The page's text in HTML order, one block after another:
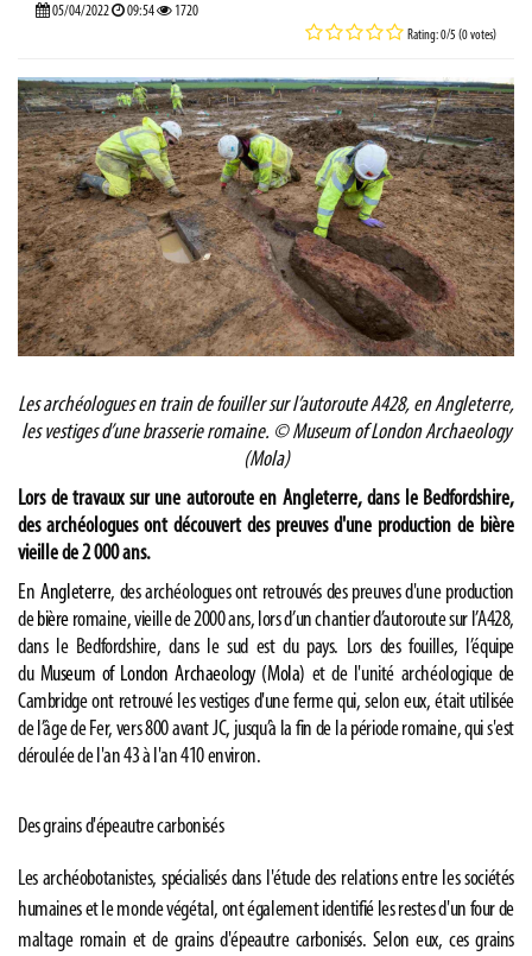
05/04/2022 09:54 1720
Rating: 0/5 (0 votes)
Les archéologues en train de fouiller sur l’autoroute A428, en Angleterre,
les vestiges d’une brasserie romaine. © Museum of London Archaeology
(Mola)
Lors de travaux sur une autoroute en Angleterre, dans le Bedfordshire,
des archéologues ont découvert des preuves d'une production de bière
vieille de 2 000 ans.
EnAngleterre, des archéologues ont retrouvés des preuves d'une production
debière romaine, vieille de 2000 ans, lors d’un chantier d’autoroute sur l’A428,
dans le Bedfordshire, dans le sud est du pays. Lors des fouilles, l’équipe
du Museum of London Archaeology (Mola) et de l'unité archéologique de
Cambridge ont retrouvé les vestiges d'une ferme qui, selon eux, était utilisée
de l’âge de Fer, vers 800 avant JC, jusqu’à la fin de la période romaine, qui s'est
déroulée de l'an 43 à l'an 410 environ.
Des grains d'épeautre carbonisés
Les archéobotanistes, spécialisés dans l'étude des relations entre les sociétés
humaines et le monde végétal, ont également identifié les restes d'un four de
maltage romain et de grains d'épeautre carbonisés. Selon eux, ces grains